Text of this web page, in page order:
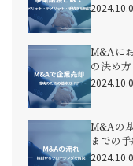
M&Aに
の決め
M&Aの
までの